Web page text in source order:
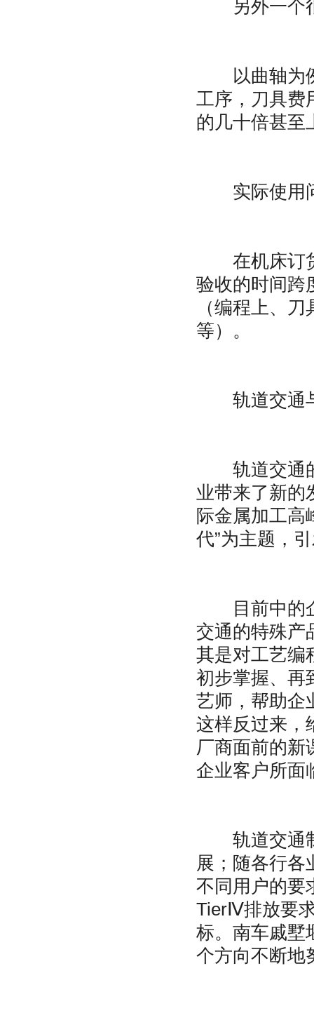
另外一个很
以曲轴为例
工序，刀具费
的几十倍甚至
实际使用
在机床订货
验收的时间跨
（编程上、
等）。
轨道交通与
轨道交通的
业带来了新的
际金属加工高
代”为主题，
目前中的企
交通的特殊产
其是对工艺编
初步掌握、再
艺师，帮助企
这样反过来，
厂商面前的新
企业客户所面
轨道交通制
展；随各行各
不同用户的要
TierⅣ排放要
标。南车戚墅
个方向不断地